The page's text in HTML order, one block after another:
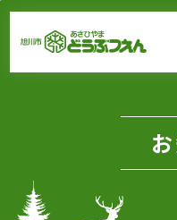
ページの本文です。